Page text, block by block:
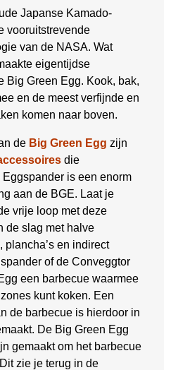
Japanse Kamado-
vooruitstrevende
van de NASA. Wat
eigentijdse
Big Green Egg. Kook, bak,
en de meest verfijnde en
komen naar boven.
de Big Green Egg zijn
die
is een enorm
aan de BGE. Laat je
vrije loop met deze
de slag met halve
plancha’s en indirect
of de Conveggtor
een barbecue waarmee
kunt koken. Een
de barbecue is hierdoor in
De Big Green Egg
gemaakt om het barbecue
zie je terug in de